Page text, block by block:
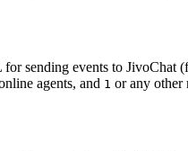
sending events to JivoChat
agents, and 1 or any other